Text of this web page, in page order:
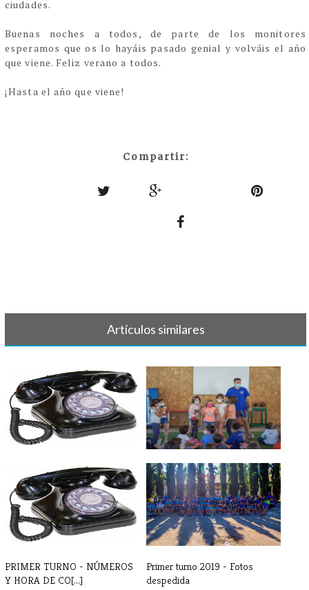
ciudades.
Buenas noches a todos, de parte de los monitores
esperamos que os lo hayáis pasado genial y volváis el año
que viene. Feliz verano a todos.
¡Hasta el año que viene!
Compartir:
Artículos similares
PRIMER TURNO 2023 -
TELÉFONOS DE CO[...]
PRIMER TURNO 2021 - DÍA 1
PRIMER TURNO - NÚMEROS
Y HORA DE CO[...]
Primer turno 2019 - Fotos
despedida